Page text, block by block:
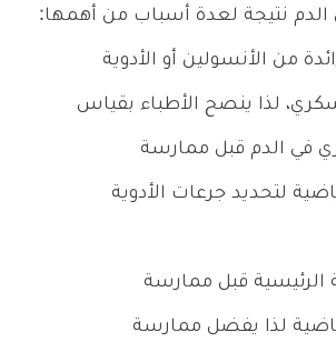
نتيجة لعدة أسباب من أهمها:
من الأنسولين أو الأدوية
لذا ينصح الأطباء بقياس
في الدم قبل ممارسة
لتحديد جرعات الأدوية
الرئيسية قبل ممارسة
لذا يفضل ممارسة